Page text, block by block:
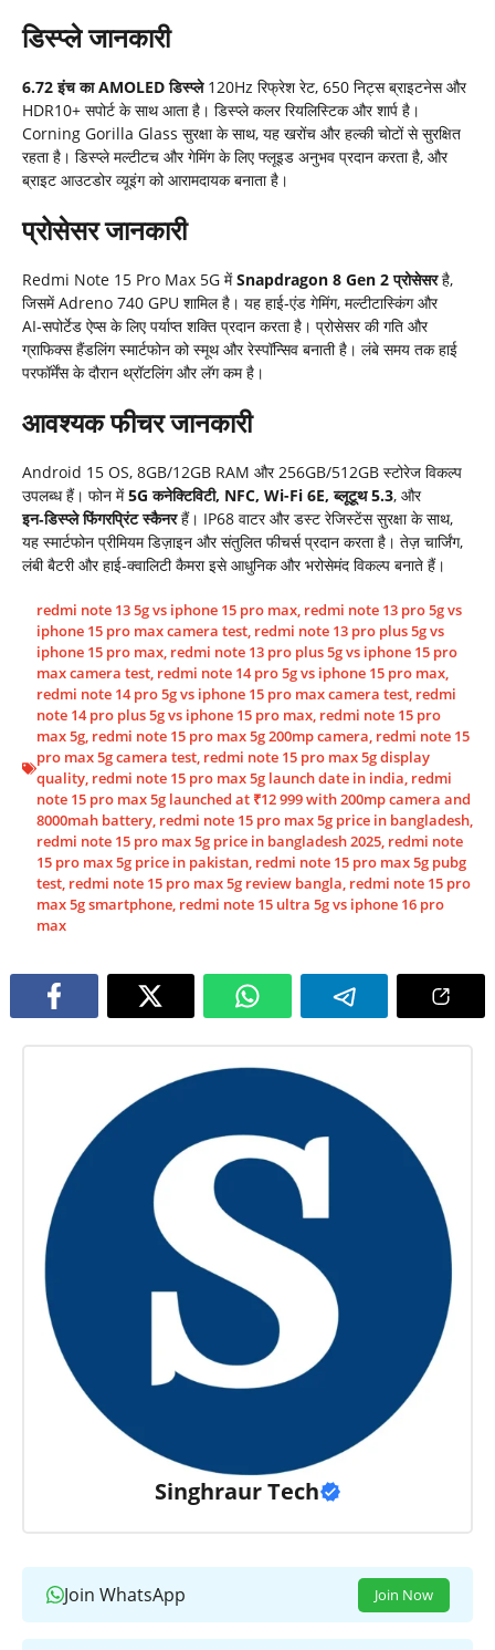
डिस्प्ले जानकारी
6.72 इंच का AMOLED डिस्प्ले120Hz रिफ्रेश रेट, 650 निट्स ब्राइटनेस और
HDR10+ सपोर्ट के साथ आता है। डिस्प्ले कलर रियलिस्टिक और शार्प है।
Corning Gorilla Glass सुरक्षा के साथ, यह खरोंच और हल्की चोटों से सुरक्षित
रहता है। डिस्प्ले मल्टीटच और गेमिंग के लिए फ्लूइड अनुभव प्रदान करता है, और
ब्राइट आउटडोर व्यूइंग को आरामदायक बनाता है।
प्रोसेसर जानकारी
Redmi Note 15 Pro Max 5G मेंSnapdragon 8 Gen 2 प्रोसेसरहै,
जिसमें Adreno 740 GPU शामिल है। यह हाई‑एंड गेमिंग, मल्टीटास्किंग और
AI‑सपोर्टेड ऐप्स के लिए पर्याप्त शक्ति प्रदान करता है। प्रोसेसर की गति और
ग्राफिक्स हैंडलिंग स्मार्टफोन को स्मूथ और रेस्पॉन्सिव बनाती है। लंबे समय तक हाई
परफॉर्मेंस के दौरान थ्रॉटलिंग और लॅग कम है।
आवश्यक फीचर जानकारी
Android 15 OS, 8GB/12GB RAM और 256GB/512GB स्टोरेज विकल्प
उपलब्ध हैं। फोन में5G कनेक्टिविटी, NFC, Wi-Fi 6E, ब्लूटूथ 5.3, और
इन‑डिस्प्ले फिंगरप्रिंट स्कैनरहैं। IP68 वाटर और डस्ट रेजिस्टेंस सुरक्षा के साथ,
यह स्मार्टफोन प्रीमियम डिज़ाइन और संतुलित फीचर्स प्रदान करता है। तेज़ चार्जिंग,
लंबी बैटरी और हाई‑क्वालिटी कैमरा इसे आधुनिक और भरोसेमंद विकल्प बनाते हैं।
redmi note 13 5g vs iphone 15 pro max, redmi note 13 pro 5g vs
iphone 15 pro max camera test, redmi note 13 pro plus 5g vs
iphone 15 pro max, redmi note 13 pro plus 5g vs iphone 15 pro
max camera test, redmi note 14 pro 5g vs iphone 15 pro max,
redmi note 14 pro 5g vs iphone 15 pro max camera test, redmi
note 14 pro plus 5g vs iphone 15 pro max, redmi note 15 pro
max 5g, redmi note 15 pro max 5g 200mp camera, redmi note 15
pro max 5g camera test, redmi note 15 pro max 5g display
quality, redmi note 15 pro max 5g launch date in india, redmi
note 15 pro max 5g launched at ₹12 999 with 200mp camera and
8000mah battery, redmi note 15 pro max 5g price in bangladesh,
redmi note 15 pro max 5g price in bangladesh 2025, redmi note
15 pro max 5g price in pakistan, redmi note 15 pro max 5g pubg
test, redmi note 15 pro max 5g review bangla, redmi note 15 pro
max 5g smartphone, redmi note 15 ultra 5g vs iphone 16 pro
max
Singhraur Tech
Join WhatsApp Join Now